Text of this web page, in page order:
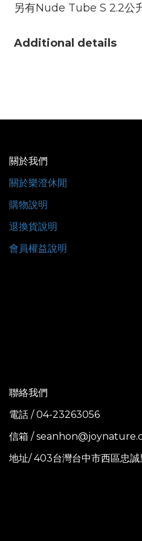
另有Nude Tube S 2.2公
Additional details
關於我們
關於樂澄休閒
購物說明
退換貨說明
會員權益說明
聯絡我們
電話 / 04-23263056
信箱 /
地址/ 403台灣台中市西區忠